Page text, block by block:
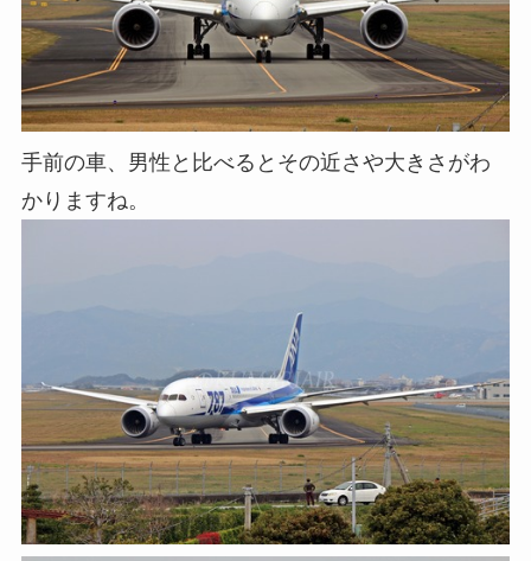
手前の車、男性と比べるとその近さや大きさがわ
かりますね。